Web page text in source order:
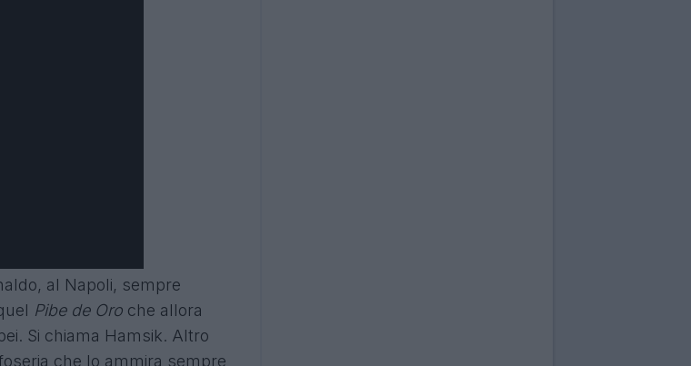
al Napoli, sempre
Pibe de Oro che allora
Si chiama Hamsik. Altro
che lo ammira sempre